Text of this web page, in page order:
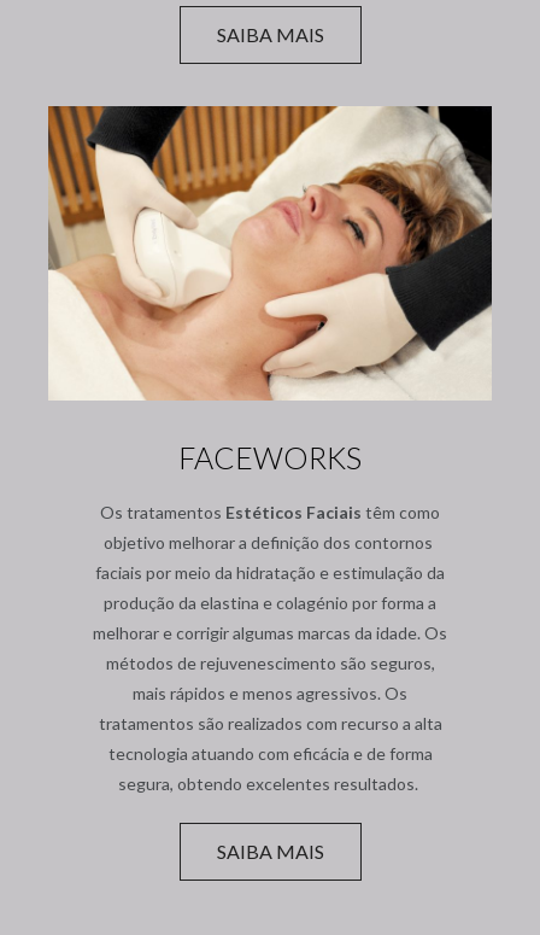
SAIBA MAIS
FACEWORKS
Os tratamentos Estéticos Faciais têm como
objetivo melhorar a definição dos contornos
faciais por meio da hidratação e estimulação da
produção da elastina e colagénio por forma a
melhorar e corrigir algumas marcas da idade. Os
métodos de rejuvenescimento são seguros,
mais rápidos e menos agressivos. Os
tratamentos são realizados com recurso a alta
tecnologia atuando com eficácia e de forma
segura, obtendo excelentes resultados.
SAIBA MAIS